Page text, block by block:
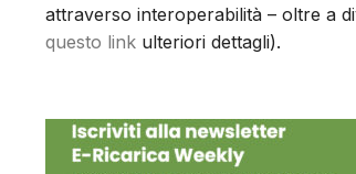
attraverso interoperabilità – oltre a
questo link ulteriori dettagli).